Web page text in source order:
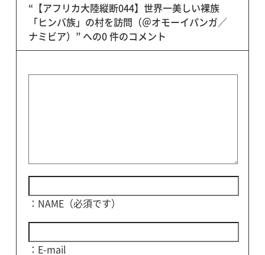
“【アフリカ大陸縦断044】世界一美しい裸族
「ヒンバ族」の村を訪問（＠オモーイパンガ／
ナミビア）” への0 件のコメント
：NAME（必須です）
：E-mail